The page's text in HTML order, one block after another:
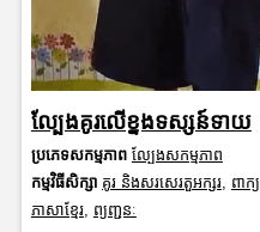
ល្បែងគូរលើខ្នងទស្សន៍ទាយ
ប្រភេទសកម្មភាព ល្បែងសកម្មភាព
កម្មវិធីសិក្សា គូរ និងសរសេរតួអក្សរ, ពាក្យ
ភាសាខ្មែរ, ព្យញ្ជនៈ